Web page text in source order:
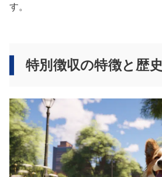
す。
特別徴収の特徴と歴史